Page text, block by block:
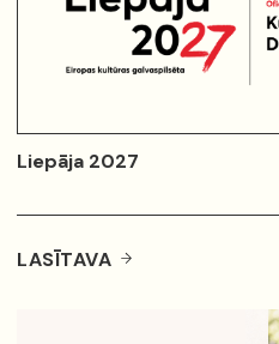
Liepāja 2027
LASĪTAVA